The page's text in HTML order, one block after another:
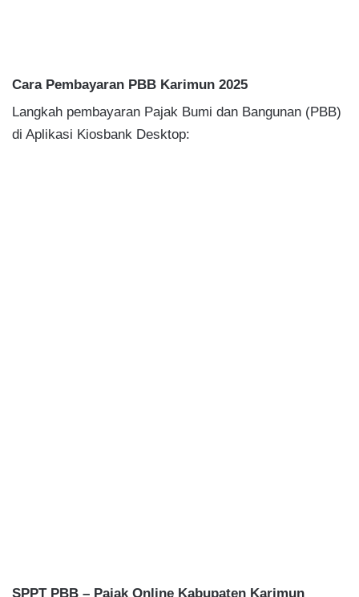
Cara Pembayaran PBB Karimun 2025
Langkah pembayaran Pajak Bumi dan Bangunan (PBB)
di Aplikasi Kiosbank Desktop:
SPPT PBB – Pajak Online Kabupaten Karimun